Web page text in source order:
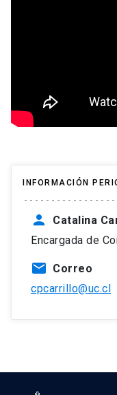
INFORMACIÓN
person
Catalina
Encargada de
mail Correo
cpcarrillo@uc.cl